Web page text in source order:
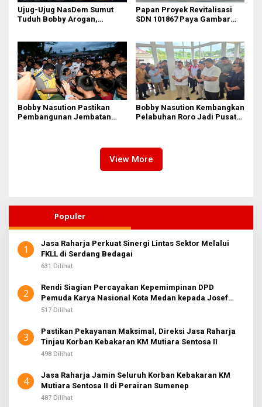
Ujug-Ujug NasDem Sumut
Tuduh Bobby Arogan,
Papan Proyek Revitalisasi
SDN 101867 Paya Gambar
Unsur Konsultan dan Komite
Tidak Ada
Bobby Nasution Pastikan
Pembangunan Jembatan
Bobby Nasution Kembangkan
Pelabuhan Roro Jadi Pusat
View More
Populer
1
Jasa Raharja Perkuat Sinergi Lintas Sektor Melalui
FKLL di Serdang Bedagai
631 Dilihat
2
Rendi Siagian Percayakan Kepemimpinan DPD
Pemuda Karya Nasional Kota Medan kepada Josef
Sembiring
517 Dilihat
3
Pastikan Pekayanan Maksimal, Direksi Jasa Raharja
Tinjau Korban Kebakaran KM Mutiara Sentosa II
498 Dilihat
4
Jasa Raharja Jamin Seluruh Korban Kebakaran KM
Mutiara Sentosa II di Perairan Sumenep
487 Dilihat